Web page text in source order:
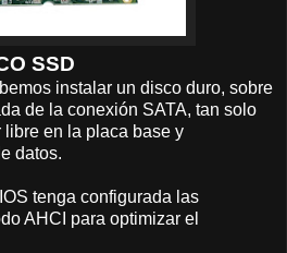
SSD
instalar un disco duro, sobre
de la conexión SATA, tan solo
libre en la placa base y
datos.
tenga configurada las
AHCI para optimizar el